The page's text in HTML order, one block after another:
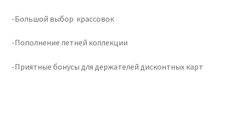
-Большой выбор крассовок
-Пополнение летней коллекции
-Приятные бонусы для держателей дисконтных карт